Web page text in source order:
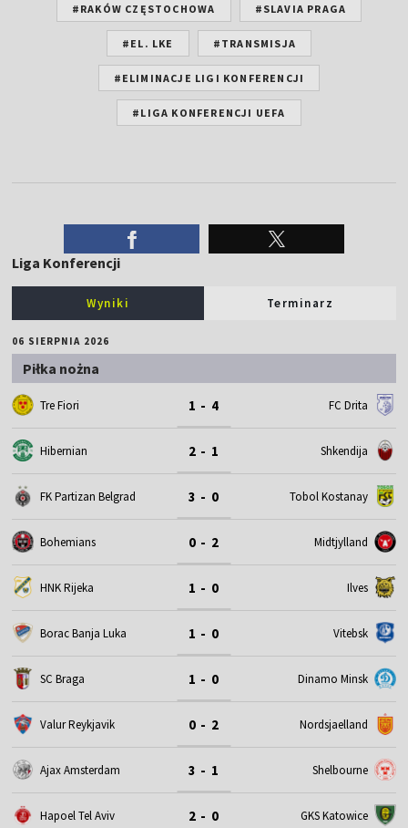
#RAKÓW CZĘSTOCHOWA #SLAVIA PRAGA
#EL. LKE #TRANSMISJA
#ELIMINACJE LIGI KONFERENCJI
#LIGA KONFERENCJI UEFA
Liga Konferencji
Wyniki Terminarz
06 SIERPNIA 2026
Piłka nożna
Tre Fiori 1 - 4 FC Drita
Hibernian 2 - 1 Shkendija
FK Partizan Belgrad 3 - 0 Tobol Kostanay
Bohemians 0 - 2 Midtjylland
HNK Rijeka 1 - 0 Ilves
Borac Banja Luka 1 - 0 Vitebsk
SC Braga 1 - 0 Dinamo Minsk
Valur Reykjavik 0 - 2 Nordsjaelland
Ajax Amsterdam 3 - 1 Shelbourne
Hapoel Tel Aviv 2 - 0 GKS Katowice